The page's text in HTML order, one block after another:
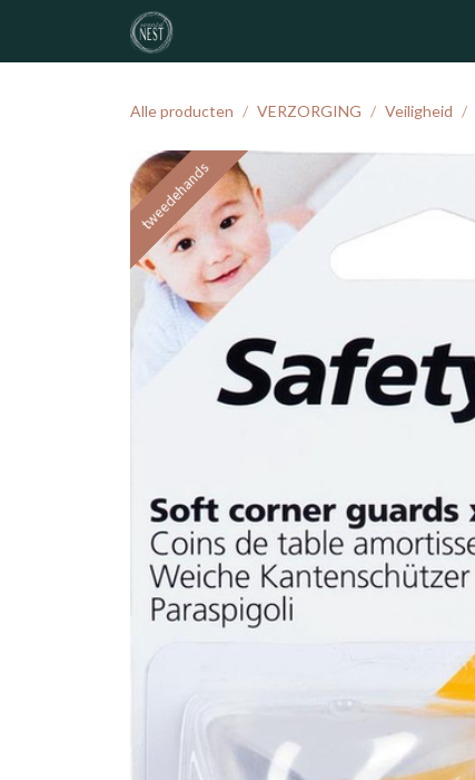
Overslaan naar inhoud
Alle producten VERZORGING Veiligheid
tweedehands
tweedehands